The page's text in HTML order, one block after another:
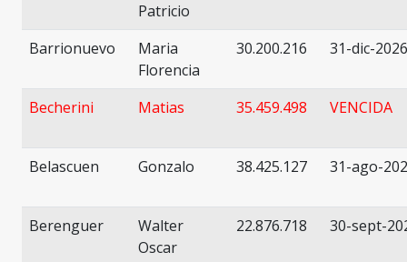
Patricio
Barrionuevo
Maria
Florencia
30.200.216 31-dic-2026
Becherini Matias 35.459.498 VENCIDA
Belascuen Gonzalo 38.425.127 31-ago-
Berenguer
Walter
Oscar
22.876.718 30-sept-